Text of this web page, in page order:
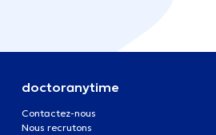
doctoranytime
Contactez-nous
Nous recrutons